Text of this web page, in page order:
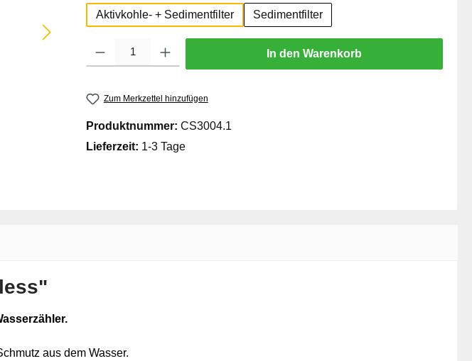
Aktivkohle- + Sedimentfilter Sedimentfilter
In den Warenkorb
Zum Merkzettel hinzufügen
Produktnummer: CS3004.1
Lieferzeit: 1-3 Tage
aus dem Wasser.